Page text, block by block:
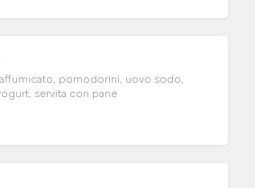
affumicato, pomodorini, uovo sodo,
servita con pane